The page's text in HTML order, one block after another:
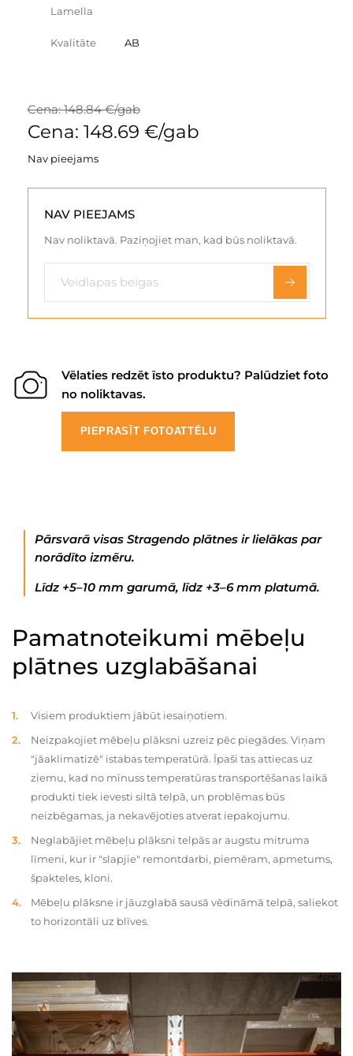
Lamella
Kvalitāte AB
Cena: 148.84 €/gab
Cena: 148.69 €/gab
Nav pieejams
NAV PIEEJAMS
Nav noliktavā. Paziņojiet man, kad būs noliktavā.
Vēlaties redzēt īsto produktu? Palūdziet foto
no noliktavas.
PIEPRASĪT FOTOATTĒLU
Pārsvarā visas Stragendo plātnes ir lielākas par
norādīto izmēru.
Līdz +5–10 mm garumā, līdz +3–6 mm platumā.
Pamatnoteikumi mēbeļu
plātnes uzglabāšanai
Visiem produktiem jābūt iesaiņotiem.
Neizpakojiet mēbeļu plāksni uzreiz pēc piegādes. Viņam
"jāaklimatizē" istabas temperatūrā. Īpaši tas attiecas uz
ziemu, kad no mīnuss temperatūras transportēšanas laikā
produkti tiek ievesti siltā telpā, un problēmas būs
neizbēgamas, ja nekavējoties atverat iepakojumu.
Neglabājiet mēbeļu plāksni telpās ar augstu mitruma
līmeni, kur ir "slapjie" remontdarbi, piemēram, apmetums,
špakteles, kloni.
Mēbeļu plāksne ir jāuzglabā sausā vēdināmā telpā, saliekot
to horizontāli uz blīves.